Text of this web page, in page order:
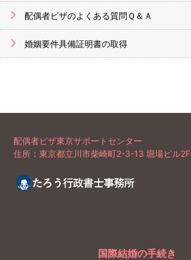
配偶者ビザのよくある質問Ｑ＆Ａ
婚姻要件具備証明書の取得
配偶者ビザ東京サポートセンター
住所：東京都立川市柴崎町2-3-13 堀場ビル2F
国際結婚の手続き